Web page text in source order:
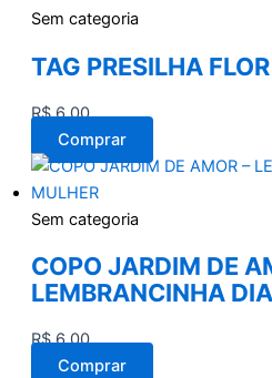
Sem categoria
TAG PRESILHA
R$6,00
Comprar
Sem categoria
COPO JARDIM DE
LEMBRANCINHA
R$6,00
Comprar